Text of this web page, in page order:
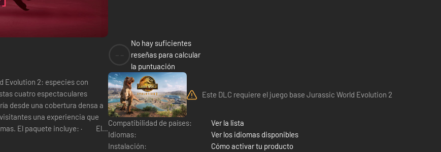
Evolution 2: especies con
cuatro espectaculares
desde una cobertura densa a
una experiencia que
· El
No hay suficientes
reseñas para calcular
la puntuación
Este DLC requiere el juego base Jurassic World Evolution 2
Compatibilidad de países:
Ver la lista
Idiomas:
Ver los idiomas disponibles
Instalación:
Cómo activar tu producto